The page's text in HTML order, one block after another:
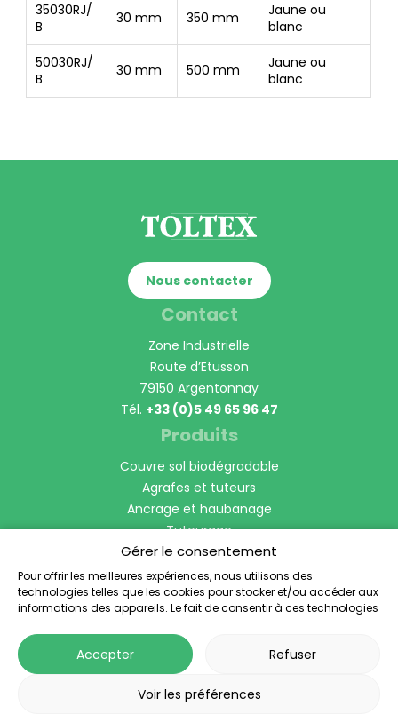
Gérer le consentement
Pour offrir les meilleures expériences, nous utilisons des
technologies telles que les cookies pour stocker et/ou accéder aux
informations des appareils. Le fait de consentir à ces technologies
de navigation ou les ID uniques sur ce site. Le fait de ne pas
consentir ou de retirer son consentement peut avoir un effet négatif
sur certaines caractéristiques et fonctions.
Accepter Refuser
Voir les préférences
35030RJ/
B
30 mm 350 mm
Jaune ou
blanc
50030RJ/
B
30 mm 500 mm
Jaune ou
blanc
Nous contacter
Contact
Zone Industrielle
Route d’Etusson
79150 Argentonnay
Tél. +33 (0)5 49 65 96 47
Produits
Couvre sol biodégradable
Agrafes et tuteurs
Ancrage et haubanage
Tuteurage
Manchon Protection de tronc
Bordures et voliges
Anti-racines
Horticulture et Pépinière
- Tous droits réservés -Mentions légales